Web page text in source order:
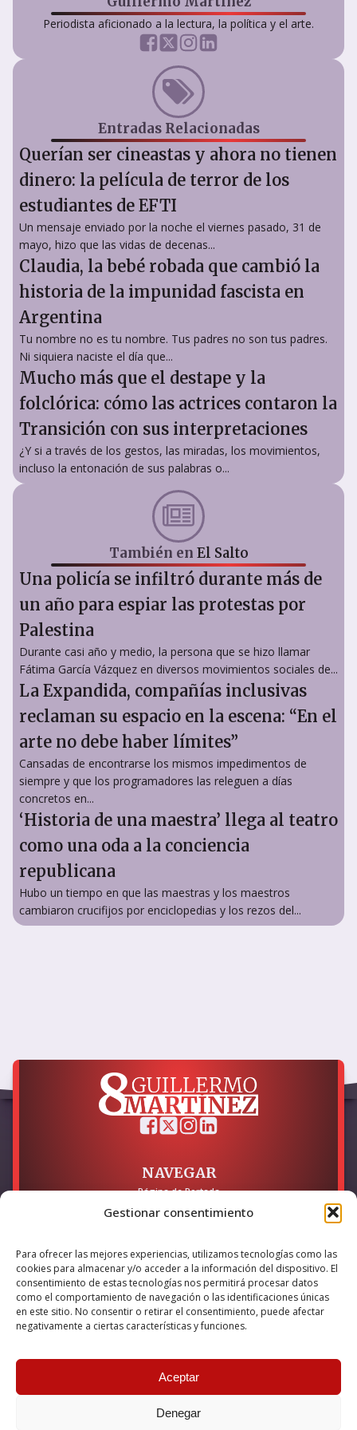
Gestionar consentimiento
Para ofrecer las mejores experiencias, utilizamos tecnologías como las
cookies para almacenar y/o acceder a la información del dispositivo. El
consentimiento de estas tecnologías nos permitirá procesar datos
como el comportamiento de navegación o las identificaciones únicas
en este sitio. No consentir o retirar el consentimiento, puede afectar
negativamente a ciertas características y funciones.
Aceptar
Denegar
Periodista aficionado a la lectura, la política y el arte.
Entradas Relacionadas
Querían ser cineastas y ahora no tienen
dinero: la película de terror de los
estudiantes de EFTI
Un mensaje enviado por la noche el viernes pasado, 31 de
mayo, hizo que las vidas de decenas...
Claudia, la bebé robada que cambió la
historia de la impunidad fascista en
Argentina
Tu nombre no es tu nombre. Tus padres no son tus padres.
Ni siquiera naciste el día que...
Mucho más que el destape y la
folclórica: cómo las actrices contaron la
Transición con sus interpretaciones
¿Y si a través de los gestos, las miradas, los movimientos,
incluso la entonación de sus palabras o...
También en El Salto
Una policía se infiltró durante más de
un año para espiar las protestas por
Palestina
Durante casi año y medio, la persona que se hizo llamar
Fátima García Vázquez en diversos movimientos sociales de...
La Expandida, compañías inclusivas
reclaman su espacio en la escena: “En el
arte no debe haber límites”
Cansadas de encontrarse los mismos impedimentos de
siempre y que los programadores las releguen a días
concretos en...
‘Historia de una maestra’ llega al teatro
como una oda a la conciencia
republicana
Hubo un tiempo en que las maestras y los maestros
cambiaron crucifijos por enciclopedias y los rezos del...
NAVEGAR
Página de Portada
LEGAL
Política de Privacidad
Política de Cookies
Accesibilidad
Esta empresa ha sido beneficiaria del bono Kit Digital y lo ha
internet, financiado por la Unión Europea – NextGeneration EU
© 2026 Guillermo Martínez | Todos los derechos reservados |